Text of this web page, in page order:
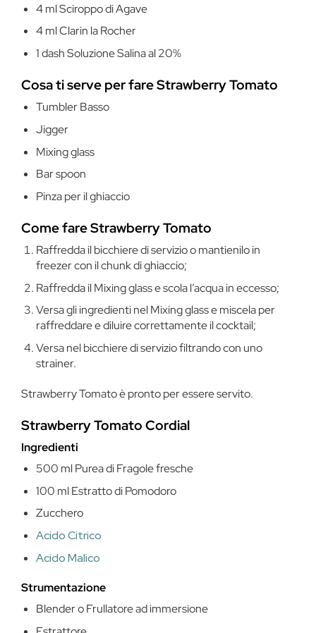
4 ml Sciroppo di Agave
4 ml Clarin la Rocher
1 dash Soluzione Salina al 20%
Cosa ti serve per fare Strawberry Tomato
Tumbler Basso
Jigger
Mixing glass
Bar spoon
Pinza per il ghiaccio
Come fare Strawberry Tomato
Raffredda il bicchiere di servizio o mantienilo in
freezer con il chunk di ghiaccio;
Raffredda il Mixing glass e scola l’acqua in eccesso;
Versa gli ingredienti nel Mixing glass e miscela per
raffreddare e diluire correttamente il cocktail;
Versa nel bicchiere di servizio filtrando con uno
strainer.
Strawberry Tomato è pronto per essere servito.
Strawberry Tomato Cordial
Ingredienti
500 ml Purea di Fragole fresche
100 ml Estratto di Pomodoro
Zucchero
Acido Citrico
Acido Malico
Strumentazione
Blender o Frullatore ad immersione